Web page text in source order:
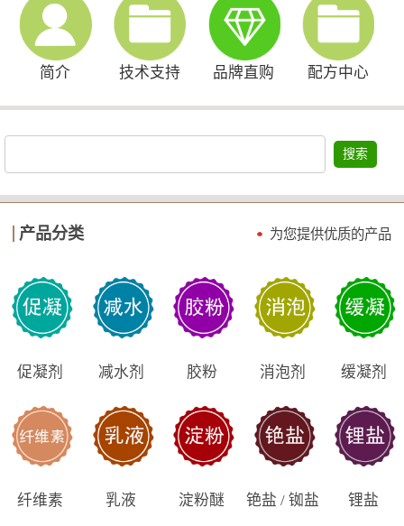
简介 技术支持 品牌直购 配方中心
搜索
产品分类 为您提供优质的产品
促凝剂 减水剂 胶粉 消泡剂 缓凝剂
纤维素 乳液 淀粉醚 铯盐 / 铷盐 锂盐